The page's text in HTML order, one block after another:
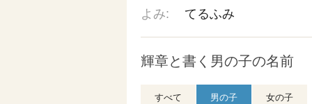
よみ: てるふみ
輝章と書く男の子の名前
すべて 男の子 女の子